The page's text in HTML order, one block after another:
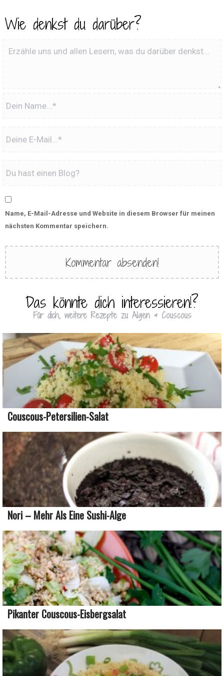
Wie denkst du darüber?
Name, E-Mail-Adresse und Website in diesem Browser für meinen
nächsten Kommentar speichern.
Das könnte dich interessieren!?
Für dich, weitere Rezepte zu Algen & Couscous
Couscous-Petersilien-Salat
Nori – Mehr Als Eine Sushi-Alge
Pikanter Couscous-Eisbergsalat